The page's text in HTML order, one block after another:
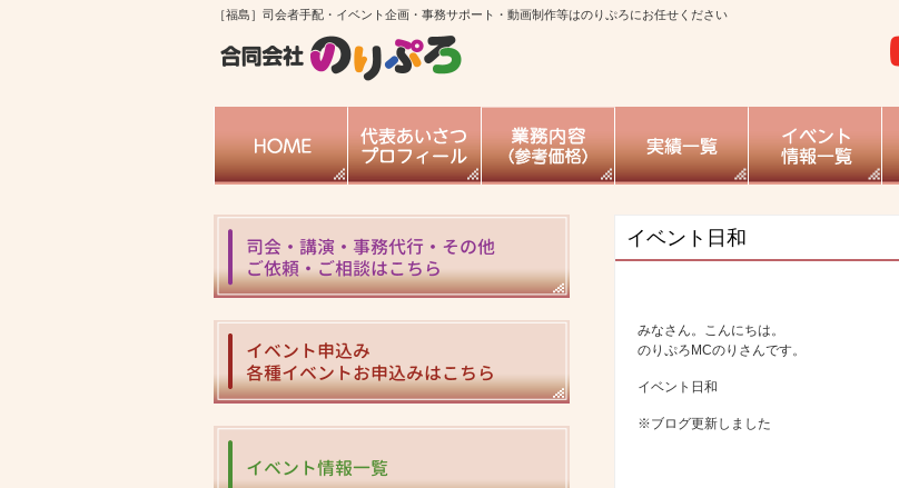
［福島］司会者手配・イベント企画・事務サポート・動画制作等はのりぷろにお任せください
イベント日和
みなさん。こんにちは。
のりぷろMCのりさんです。
イベント日和
※ブログ更新しました